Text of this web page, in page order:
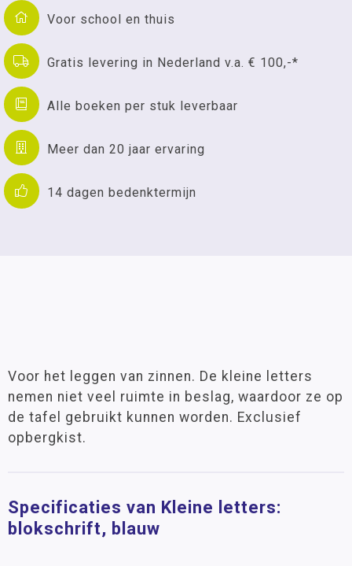
Voor school en thuis
Gratis levering in Nederland v.a. € 100,-*
Alle boeken per stuk leverbaar
Meer dan 20 jaar ervaring
14 dagen bedenktermijn
Voor het leggen van zinnen. De kleine letters
nemen niet veel ruimte in beslag, waardoor ze op
de tafel gebruikt kunnen worden. Exclusief
opbergkist.
Specificaties van Kleine letters:
blokschrift, blauw